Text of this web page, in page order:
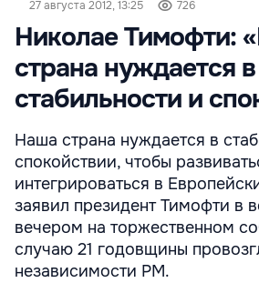
27 августа 2012, 13:25 726
Николае Тимофти:
страна нуждается в
стабильности и
Наша страна нуждается в
спокойствии, чтобы
интегрироваться в
заявил президент Тимофти в
вечером на торжественном
случаю 21 годовщины
независимости РМ.